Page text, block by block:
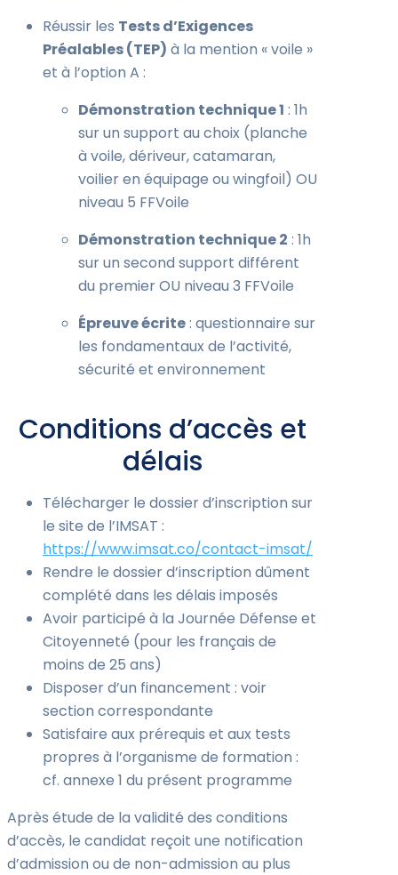
Réussir les Tests d’Exigences
Préalables (TEP) à la mention « voile »
et à l’option A :
Démonstration technique 1 : 1h
sur un support au choix (planche
à voile, dériveur, catamaran,
voilier en équipage ou wingfoil) OU
niveau 5 FFVoile
Démonstration technique 2 : 1h
sur un second support différent
du premier OU niveau 3 FFVoile
Épreuve écrite: questionnaire sur
les fondamentaux de l’activité,
sécurité et environnement
Conditions d’accès et
délais
Télécharger le dossier d’inscription sur
le site de l’IMSAT :
https://www.imsat.co/contact-imsat/
Rendre le dossier d’inscription dûment
complété dans les délais imposés
Avoir participé à la Journée Défense et
Citoyenneté (pour les français de
moins de 25 ans)
Disposer d’un financement : voir
section correspondante
Satisfaire aux prérequis et aux tests
propres à l’organisme de formation :
cf. annexe 1 du présent programme
Après étude de la validité des conditions
d’accès, le candidat reçoit une notification
d’admission ou de non-admission au plus